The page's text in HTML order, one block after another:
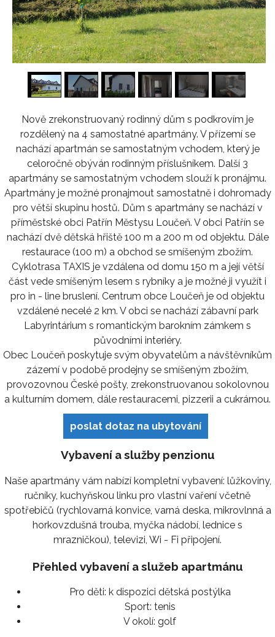
1/16
Nově zrekonstruovaný rodinný dům s podkrovím je
rozdělený na 4 samostatné apartmány. V přízemí se
nachází apartmán se samostatným vchodem, který je
celoročně obýván rodinným příslušníkem. Další 3
apartmány se samostatným vchodem slouží k pronájmu.
Apartmány je možné pronajmout samostatně i dohromady
pro větší skupinu hostů. Dům s apartmány se nachází v
příměstské obci Patřín Městysu Loučeň. V obci Patřín se
nachází dvě dětská hřiště 100 m a 200 m od objektu. Dále
restaurace (100 m) a obchod se smíšeným zbožím.
Cyklotrasa TAXIS je vzdálena od domu 150 m a její větší
část vede smíšeným lesem s rybníky a je možné ji využít i
pro in - line bruslení. Centrum obce Loučeň je od objektu
vzdálené necelé 2 km. V obci se nachází zábavní park
Labyrintárium s romantickým barokním zámkem s
původními interiéry.
Obec Loučeň poskytuje svým obyvatelům a návštěvníkům
zázemí v podobě prodejny se smíšeným zbožím,
provozovnou České pošty, zrekonstruovanou sokolovnou
a kulturním domem, dále restauracemi, pizzerii a cukrárnou.
poslat dotaz na ubytování
Vybavení a služby penzionu
Naše apartmány vám nabízí kompletní vybavení: lůžkoviny,
ručníky, kuchyňskou linku pro vlastní vaření včetně
spotřebičů (rychlovarná konvice, varná deska, mikrovlnná a
horkovzdušná trouba, myčka nádobí, lednice s
mrazničkou), televizi, Wi - Fi připojení.
Přehled vybavení a služeb apartmánu
Pro děti: k dispozici dětská postýlka
Sport: tenis
V okolí: golf